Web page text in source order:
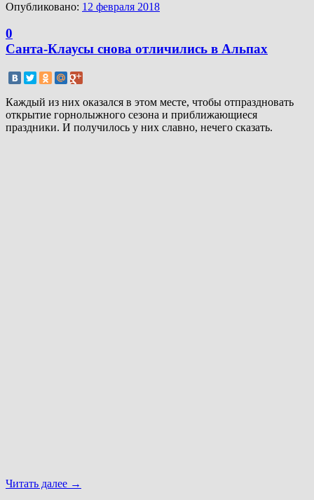
Опубликовано: 12 февраля 2018
0
Санта-Клаусы снова отличились в Альпах
Каждый из них оказался в этом месте, чтобы отпраздновать
открытие горнолыжного сезона и приближающиеся
праздники. И получилось у них славно, нечего сказать.
Читать далее →